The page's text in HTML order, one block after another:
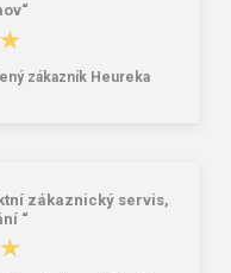
zákazník Heureka
zákaznický servis,
“